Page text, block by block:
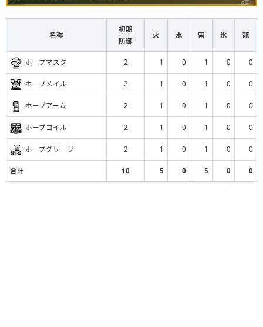
名称
初期
防御
火 水 雷 氷 龍
ホープマスク 2 1 0 1 0 0
ホープメイル 2 1 0 1 0 0
ホープアーム 2 1 0 1 0 0
ホープコイル 2 1 0 1 0 0
ホープグリーヴ 2 1 0 1 0 0
合計 10 5 0 5 0 0